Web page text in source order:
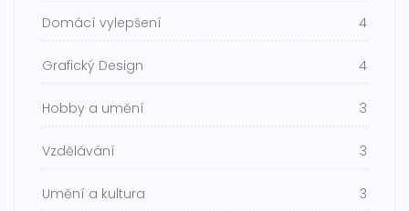
Domácí vylepšení 4
Grafický Design 4
Hobby a umění 3
Vzdělávání 3
Umění a kultura 3